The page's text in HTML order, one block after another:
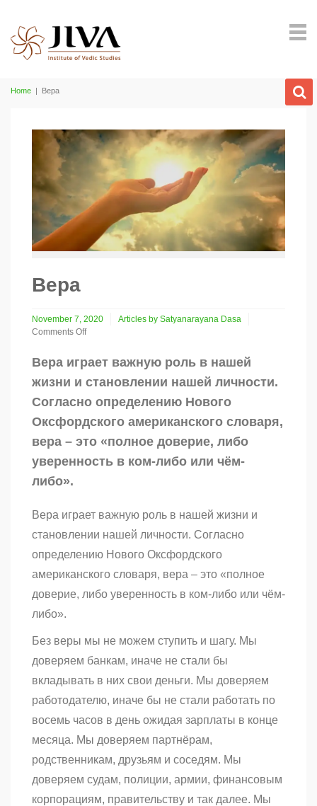
Home | Вера
Вера
November 7, 2020
Articles by Satyanarayana Dasa
Comments Off
Вера
Вера играет важную роль в нашей
жизни и становлении нашей личности.
Согласно определению Нового
Оксфордского американского словаря,
вера – это «полное доверие, либо
уверенность в ком-либо или чём-
либо».
Вера играет важную роль в нашей жизни и
становлении нашей личности. Согласно
определению Нового Оксфордского
американского словаря, вера – это «полное
доверие, либо уверенность в ком-либо или чём-
либо».
Без веры мы не можем ступить и шагу. Мы
доверяем банкам, иначе не стали бы
вкладывать в них свои деньги. Мы доверяем
работодателю, иначе бы не стали работать по
восемь часов в день ожидая зарплаты в конце
месяца. Мы доверяем партнёрам,
родственникам, друзьям и соседям. Мы
доверяем судам, полиции, армии, финансовым
корпорациям, правительству и так далее. Мы